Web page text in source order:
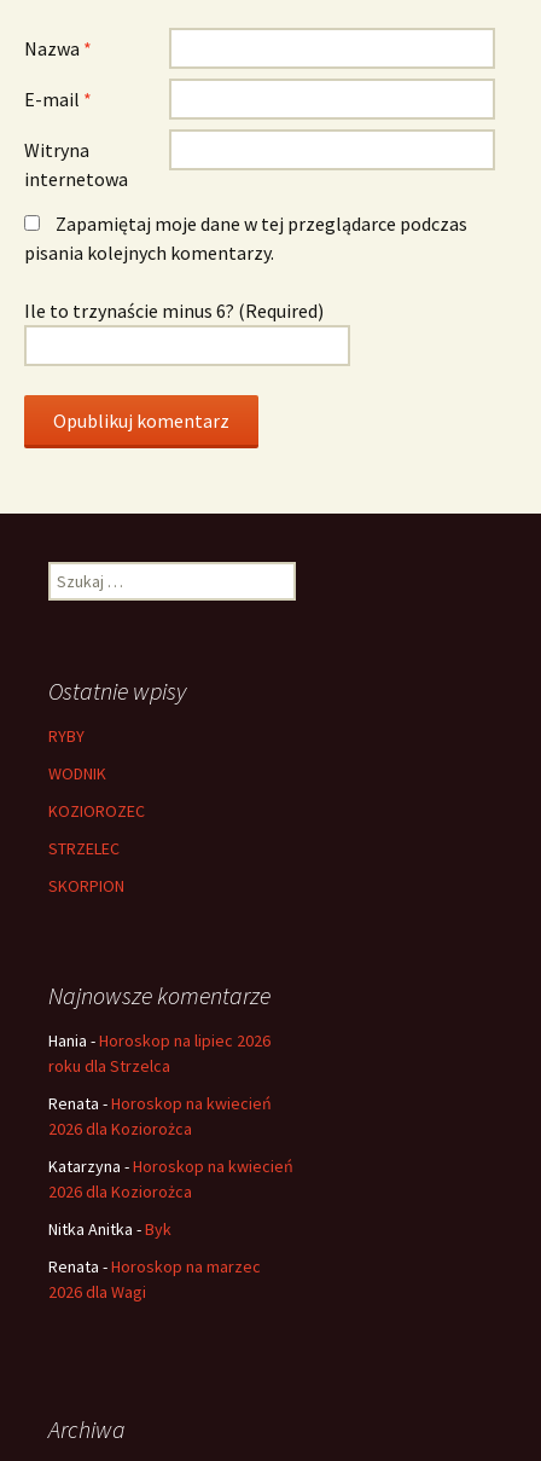
Nazwa *
E-mail *
Witryna
internetowa
Zapamiętaj moje dane w tej przeglądarce podczas
pisania kolejnych komentarzy.
Ile to trzynaście minus 6? (Required)
Szukaj:
Ostatnie wpisy
RYBY
WODNIK
KOZIOROZEC
STRZELEC
SKORPION
Najnowsze komentarze
Hania -Horoskop na lipiec 2026
roku dla Strzelca
Renata -Horoskop na kwiecień
2026 dla Koziorożca
Katarzyna -Horoskop na kwiecień
2026 dla Koziorożca
Nitka Anitka -Byk
Renata -Horoskop na marzec
2026 dla Wagi
Archiwa